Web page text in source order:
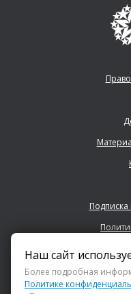
+7
Наш сайт
Более подробная
Политике